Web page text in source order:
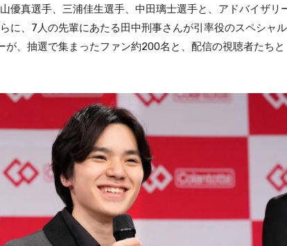
優真選手、三浦佳生選手、中田璃士選手と、アドバイザリ
に、7人の先輩にあたる田中刑事さんが引率役のスペシャル
、抽選で集まったファン約200名と、配信の視聴者たちと